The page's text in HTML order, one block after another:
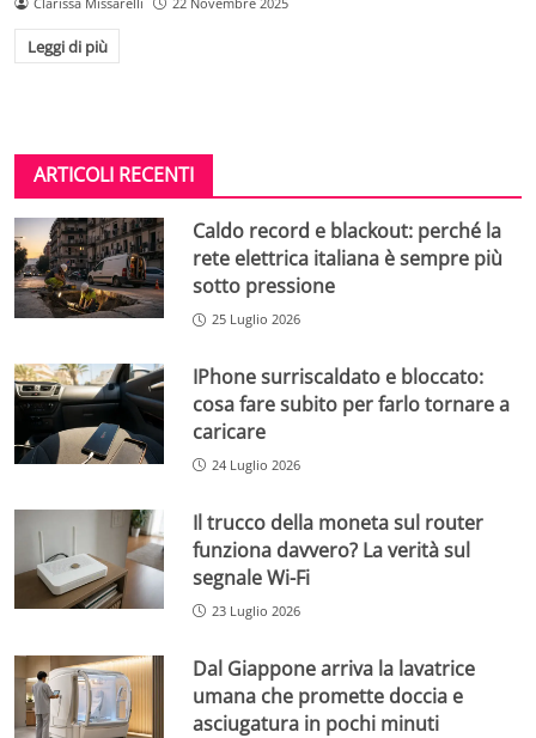
Leggi di più
ARTICOLI RECENTI
Caldo record e blackout: perché la
rete elettrica italiana è sempre più
sotto pressione
25 Luglio 2026
IPhone surriscaldato e bloccato:
cosa fare subito per farlo tornare a
caricare
24 Luglio 2026
Il trucco della moneta sul router
funziona davvero? La verità sul
segnale Wi-Fi
23 Luglio 2026
Dal Giappone arriva la lavatrice
umana che promette doccia e
asciugatura in pochi minuti